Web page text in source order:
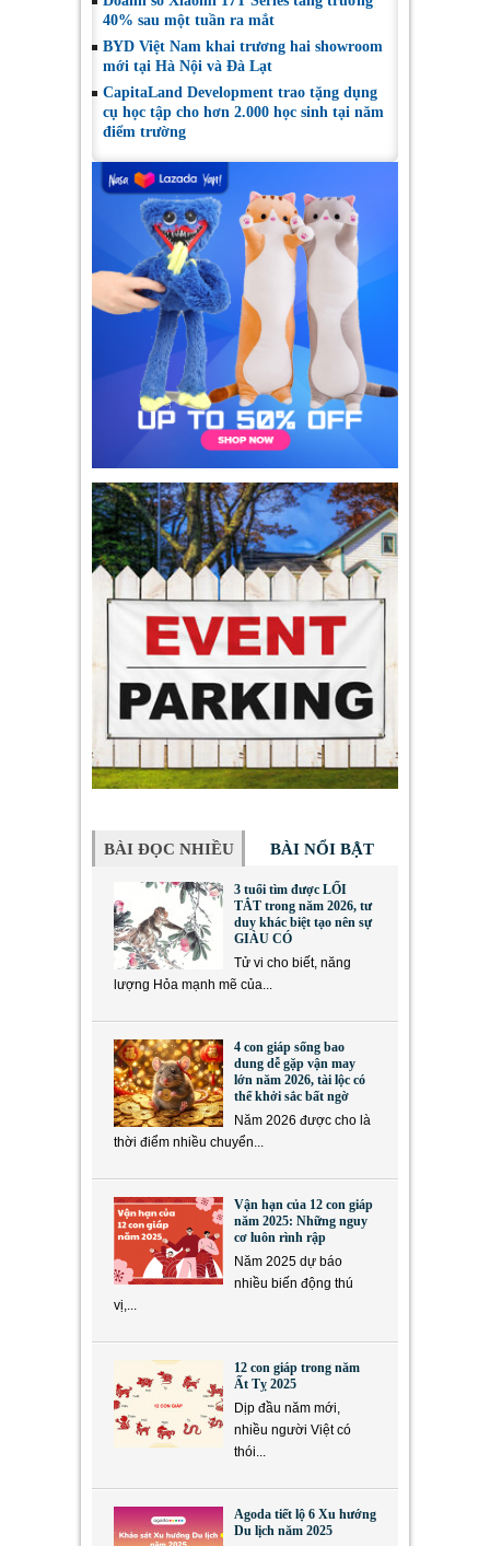
40% sau một tuần ra mắt
BYD Việt Nam khai trương hai showroom
mới tại Hà Nội và Đà Lạt
CapitaLand Development trao tặng dụng
cụ học tập cho hơn 2.000 học sinh tại năm
điểm trường
BÀI ĐỌC NHIỀU BÀI NỔI BẬT
3 tuổi tìm được LỐI
TẮT trong năm 2026, tư
duy khác biệt tạo nên sự
GIÀU CÓ
Tử vi cho biết, năng
lượng Hỏa mạnh mẽ của...
4 con giáp sống bao
dung dễ gặp vận may
lớn năm 2026, tài lộc có
thể khởi sắc bất ngờ
Năm 2026 được cho là
thời điểm nhiều chuyển...
Vận hạn của 12 con giáp
năm 2025: Những nguy
cơ luôn rình rập
Năm 2025 dự báo
nhiều biến động thú
vị,...
12 con giáp trong năm
Ất Tỵ 2025
Dịp đầu năm mới,
nhiều người Việt có
thói...
Agoda tiết lộ 6 Xu hướng
Du lịch năm 2025